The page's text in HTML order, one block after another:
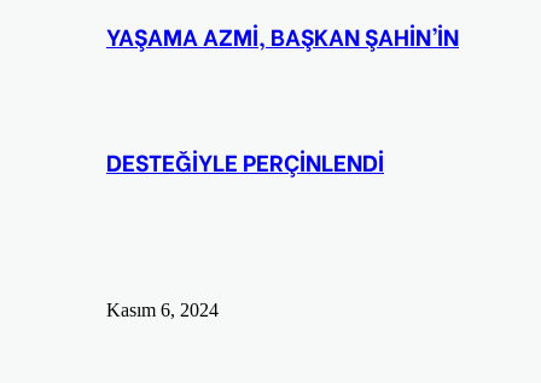
YAŞAMA AZMİ, BAŞKAN ŞAHİN’İN
DESTEĞİYLE PERÇİNLENDİ
Kasım 6, 2024